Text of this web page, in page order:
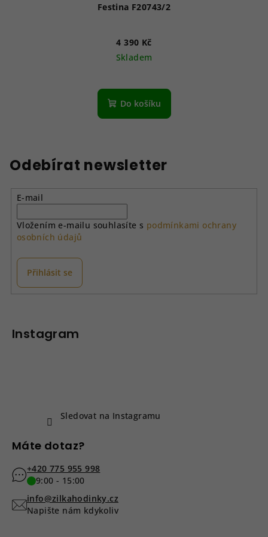
Festina F20743/2
4 390 Kč
Skladem
Do košíku
Odebírat newsletter
E-mail
Vložením e-mailu souhlasíte s podmínkami ochrany
osobních údajů
Přihlásit se
Instagram
Sledovat na Instagramu
Máte dotaz?
+420 775 955 998
9:00 - 15:00
info@zilkahodinky.cz
Napište nám kdykoliv